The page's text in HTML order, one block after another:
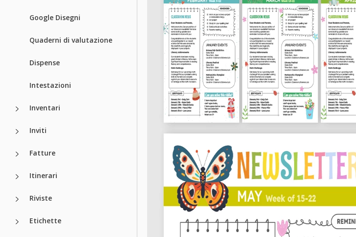
Google Disegni
Quaderni di valutazione
Dispense
Intestazioni
Inventari
Inviti
Fatture
Itinerari
Riviste
Etichette